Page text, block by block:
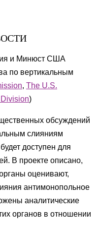
и Минюст США
по вертикальным
, The U.S.
Division)
обсуждений
слияниям
доступен для
В проекте описано,
оценивают,
антимонопольное
аналитические
органов в отношении